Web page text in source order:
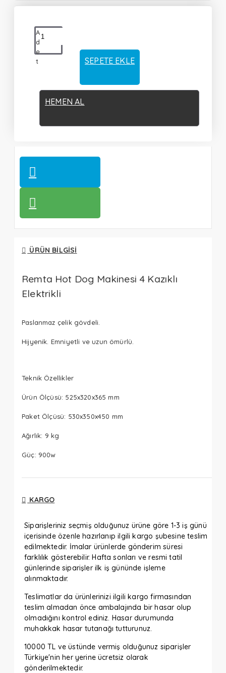
A
d
e
t
SEPETE EKLE
HEMEN AL
ÜRÜN BILGISI
Remta Hot Dog Makinesi 4 Kazıklı
Elektrikli
Paslanmaz çelik gövdeli.
Hijyenik. Emniyetli ve uzun ömürlü.
Teknik Özellikler
Ürün Ölçüsü: 525x320x365 mm
Paket Ölçüsü: 530x350x450 mm
Ağırlık: 9 kg
Güç: 900w
KARGO
Siparişleriniz seçmiş olduğunuz ürüne göre 1-3 iş günü
içerisinde özenle hazırlanıp ilgili kargo şubesine teslim
edilmektedir. İmalar ürünlerde gönderim süresi
farklılık gösterebilir. Hafta sonları ve resmi tatil
günlerinde siparişler ilk iş gününde işleme
alınmaktadır.
Teslimatlar da ürünlerinizi ilgili kargo firmasından
teslim almadan önce ambalajında bir hasar olup
olmadığını kontrol ediniz. Hasar durumunda
muhakkak hasar tutanağı tutturunuz.
10000 TL ve üstünde vermiş olduğunuz siparişler
Türkiye'nin her yerine ücretsiz olarak
gönderilmektedir.